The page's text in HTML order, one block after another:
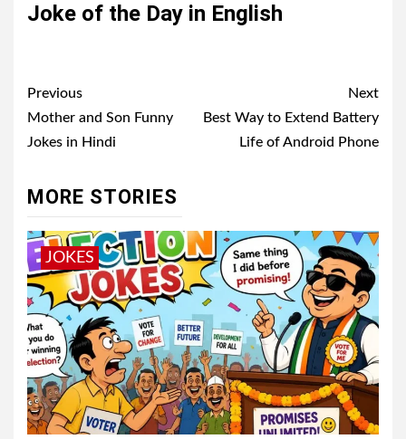
Joke of the Day in English
Post
navigation
Previous
Mother and Son Funny
Jokes in Hindi
Next
Best Way to Extend Battery
Life of Android Phone
MORE STORIES
JOKES